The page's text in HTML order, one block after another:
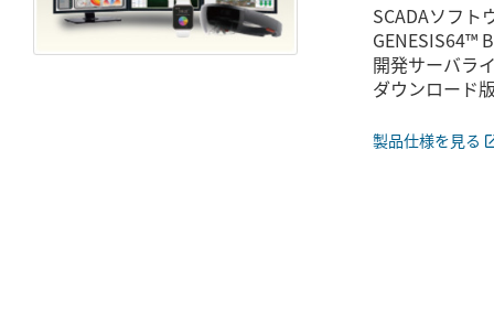
SCADAソフト
GENESIS64™
開発サーバラ
ダウンロード
製品仕様を見る